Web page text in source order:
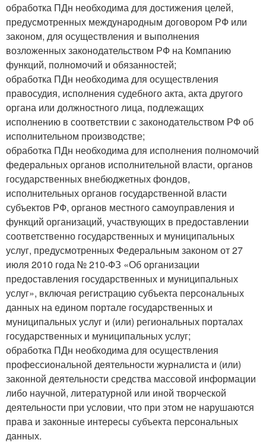
обработка ПДн необходима для достижения целей,
предусмотренных международным договором РФ или
законом, для осуществления и выполнения
возложенных законодательством РФ на Компанию
функций, полномочий и обязанностей;
обработка ПДн необходима для осуществления
правосудия, исполнения судебного акта, акта другого
органа или должностного лица, подлежащих
исполнению в соответствии с законодательством РФ об
исполнительном производстве;
обработка ПДн необходима для исполнения полномочий
федеральных органов исполнительной власти, органов
государственных внебюджетных фондов,
исполнительных органов государственной власти
субъектов РФ, органов местного самоуправления и
функций организаций, участвующих в предоставлении
соответственно государственных и муниципальных
услуг, предусмотренных Федеральным законом от 27
июля 2010 года № 210-ФЗ «Об организации
предоставления государственных и муниципальных
услуг», включая регистрацию субъекта персональных
данных на едином портале государственных и
муниципальных услуг и (или) региональных порталах
государственных и муниципальных услуг;
обработка ПДн необходима для осуществления
профессиональной деятельности журналиста и (или)
законной деятельности средства массовой информации
либо научной, литературной или иной творческой
деятельности при условии, что при этом не нарушаются
права и законные интересы субъекта персональных
данных.